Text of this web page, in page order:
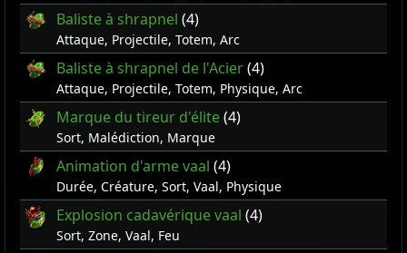
Baliste à shrapnel (4)
Attaque, Projectile, Totem, Arc
Baliste à shrapnel de l'Acier(4)
Attaque, Projectile, Totem, Physique, Arc
Marque du tireur d'élite(4)
Sort, Malédiction, Marque
Animation d'arme vaal (4)
Durée, Créature, Sort, Vaal, Physique
Explosion cadavérique vaal (4)
Sort, Zone, Vaal, Feu